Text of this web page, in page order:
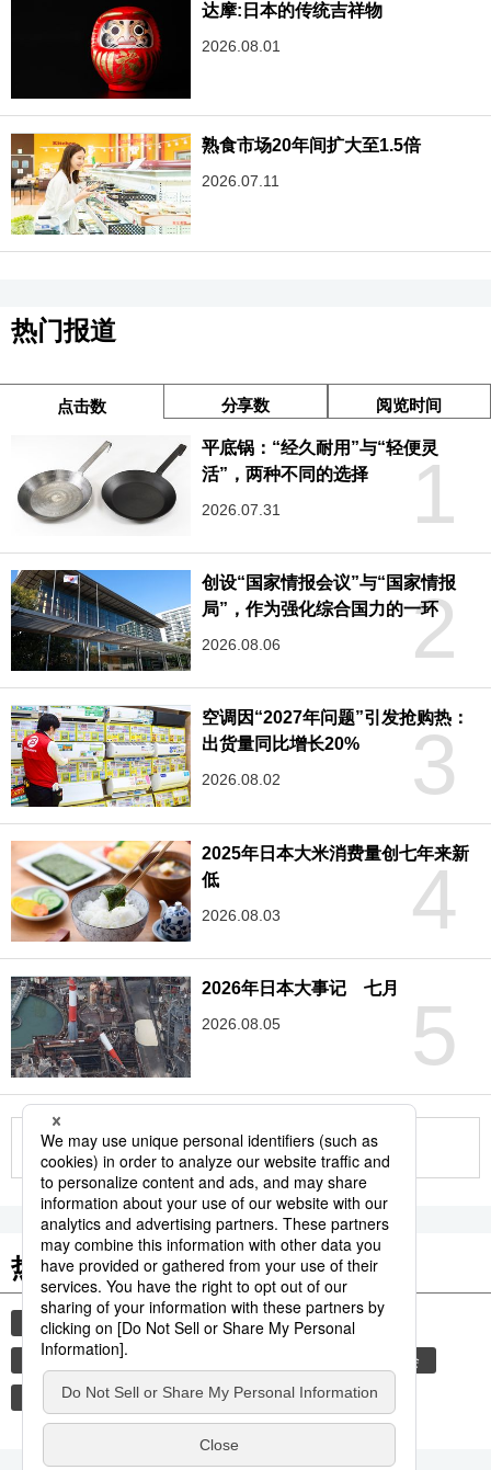
达摩:日本的传统吉祥物
2026.08.01
熟食市场20年间扩大至1.5倍
2026.07.11
热门报道
点击数 分享数 阅览时间
1
平底锅：“经久耐用”与“轻便灵
活”，两种不同的选择
2026.07.31
2
创设“国家情报会议”与“国家情报
局”，作为强化综合国力的一环
2026.08.06
3
空调因“2027年问题”引发抢购热：
出货量同比增长20%
2026.08.02
4
2025年日本大米消费量创七年来新
低
2026.08.03
5
2026年日本大事记 七月
2026.08.05
更多
热门关键词
时事社新闻 旅游 老龄化 京都
生活与旅游 老龄化社会
东京都